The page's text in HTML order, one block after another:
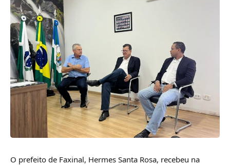
O prefeito de Faxinal, Hermes Santa Rosa, recebeu na